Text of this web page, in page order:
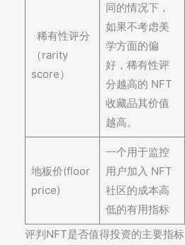
稀有性评分
（rarity
score）
同的情况下，
如果不考虑美
学方面的偏
好，稀有性评
分越高的 NFT
收藏品其价值
越高。
地板价(floor
price)
一个用于监控
用户加入 NFT
社区的成本高
低的有用指标
评判NFT是否值得投资的主要指标